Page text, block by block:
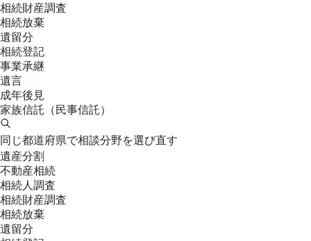
相続財産調査
相続放棄
遺留分
相続登記
事業承継
遺言
成年後見
家族信託（民事信託）
同じ都道府県で相談分野を選び直す
遺産分割
不動産相続
相続人調査
相続財産調査
相続放棄
遺留分